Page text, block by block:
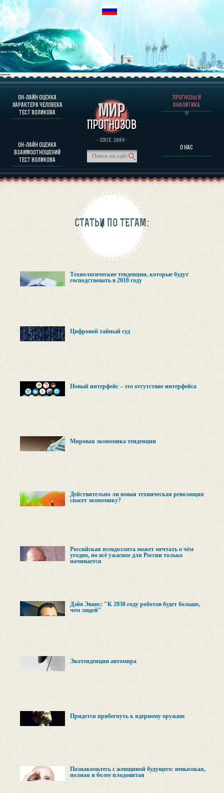
----
ОН-ЛАЙН ОЦЕНКА
ХАРАКТЕРА ЧЕЛОВЕКА
ТЕСТ ВОЛИКОВА
ОН-ЛАЙН ОЦЕНКА
ВЗАИМООТНОШЕНИЙ
ТЕСТ ВОЛИКОВА
· SINCE. 2004 ·
ПРОГНОЗЫ И
АНАЛИТИКА
О НАС
О ПРОГРАММЕ
ОЦЕНКА ХАРАКТЕРA ЧЕЛОВЕКА
ОЦЕНКА ХАРАКТЕРА ВЫДАЮЩИХСЯ ЛИЧНОСТЕЙ
О ПРОГРАММЕ
ПРОГНОЗЫ И АНАЛИТИКА
СТАТЬИ ПО ТЕГАМ:
Технологические тенденции, которые будут
господствовать в 2018 году
Цифровой тайный суд
Новый интерфейс – это отсутствие интерфейса
Мировая экономика тенденции
Действительно ли новая техническая революция
спасет экономику?
Российская псевдоэлита может мечтать о чём
угодно, но всё ужасное для России только
начинается
Дэйв Эванс: "К 2030 году роботов будет больше,
чем людей"
Экотенденции автомира
Придется прибегнуть к ядерному оружию
Познакомьтесь с женщиной будущего: невысокая,
полная и более плодовитая